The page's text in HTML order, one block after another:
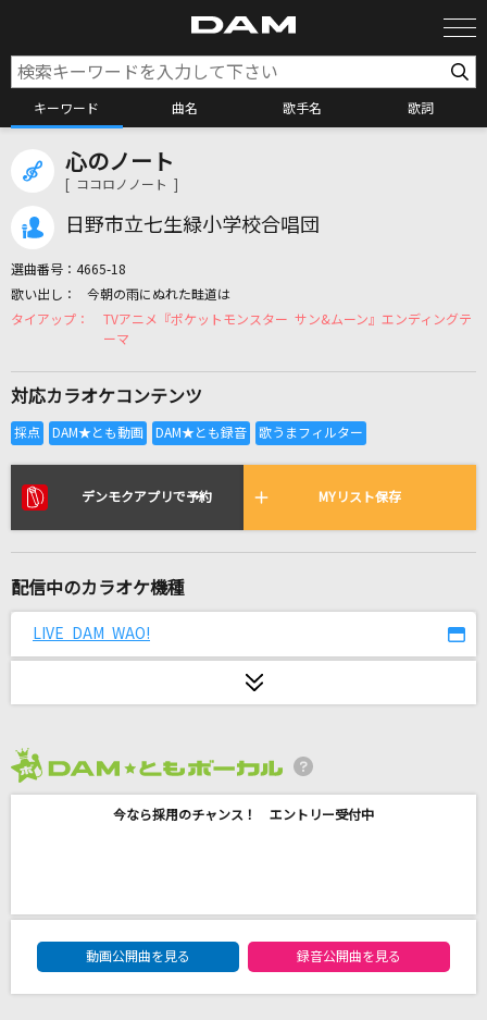
キーワード 曲名 歌手名 歌詞
カラオケリクエスト
全国りれき
リアルタイムで歌われている曲の一覧
ハナミズキ
星屑の街
魂のルフラン
モザイクカケラ
SunSet Swish
ロードショー
あとの祭り
[生音]スキップ・ビート(SKIPPED BEAT)
心のノート
[ ココロノノート ]
日野市立七生緑小学校合唱団
選曲番号： 4665-18
今朝の雨にぬれた畦道は
TVアニメ『ポケットモンスター サン&ムーン』エンディングテ
ーマ
対応カラオケコンテンツ
デンモクアプリで予約 MYリスト保存
配信中のカラオケ機種
LIVE DAM WAO!
今なら採用のチャンス！ エントリー受付中
DAM★ともボーカルエントリーランキング
動画公開曲を見る
録音公開曲を見る